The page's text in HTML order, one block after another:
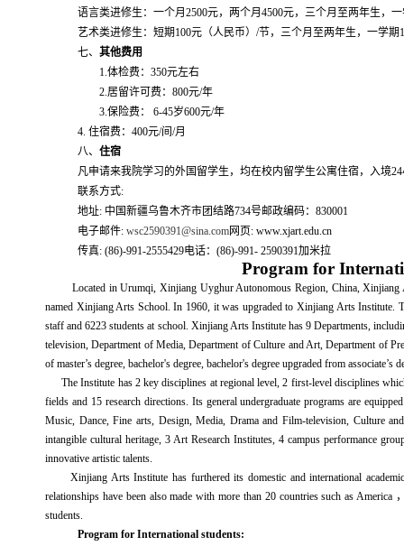
语言类进修生：一个月 2500元，两个月 4500元，三个月至两年生，
艺术类进修生：短期100元（人民币） /节 ，三个月至两年生，一学期
七、 其他费用
1.体检费： 350元左右
2.居留许可费： 800元/年
3.保险费： 6-45岁600元/年
4. 住宿费： 400元/间 /月
八、 住宿
凡申请来我院学习的外国留学生，均在校内留学生公寓住宿，入境24
联系方式:
地址: 中国新疆乌鲁木齐市团结路734号邮政编码： 830001
电子邮件: wsc2590391@sina.com网页: www.xjart.edu.cn
传真: (86)-991-2555429电话： (86)-991- 2590391加米拉
Program for
Located in Urumqi, Xinjiang Uyghur Autonomous Region, China,
named Xinjiang Arts School. In 1960, it was upgraded to Xinjiang Arts Institute.
staff and 6223 students at school. Xinjiang Arts Institute has 9 Departments,
television, Department of Media, Department of Culture and Art, Department of
of master’s degree, bachelor's degree, bachelor's degree upgraded from associate’s
The Institute has 2 key disciplines at regional level, 2 first-level disciplines
fields and 15 research directions. Its general undergraduate programs are
Music, Dance, Fine arts, Design, Media, Drama and Film-television, Culture
intangible cultural heritage, 3 Art Research Institutes, 4 campus performance
innovative artistic talents.
Xinjiang Arts Institute has furthered its domestic and international
relationships have been also made with more than 20 countries such as America
students.
Program for International students: